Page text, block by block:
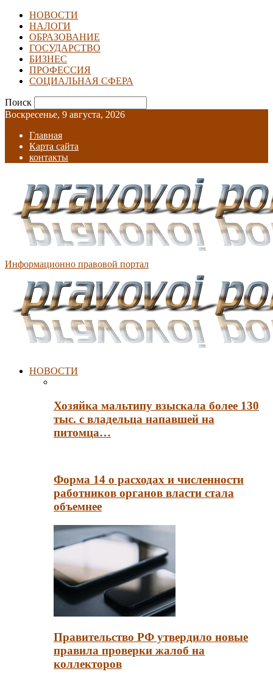
НОВОСТИ
НАЛОГИ
ОБРАЗОВАНИЕ
ГОСУДАРСТВО
БИЗНЕС
ПРОФЕССИЯ
СОЦИАЛЬНАЯ СФЕРА
Поиск
Воскресенье, 9 августа, 2026
Главная
Карта сайта
контакты
Информационно правовой портал
НОВОСТИ
Хозяйка мальтипу взыскала более 130
тыс. с владельца напавшей на
питомца…
Форма 14 о расходах и численности
работников органов власти стала
объемнее
Правительство РФ утвердило новые
правила проверки жалоб на
коллекторов